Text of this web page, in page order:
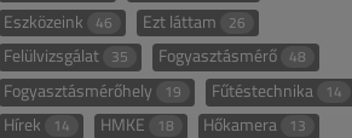
Eszközeink 46 Ezt láttam 26
Felülvizsgálat 35 Fogyasztásmérő 48
Fogyasztásmérőhely 19 Fűtéstechnika 14
Hírek 14 HMKE 18 Hőkamera 13